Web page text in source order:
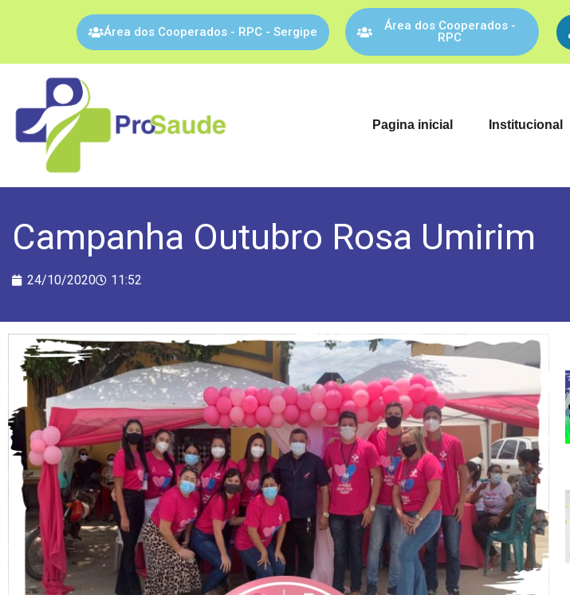
Área dos Cooperados - RPC - Sergipe
Área dos Cooperados -
RPC
Pagina inicial Institucional
Campanha Outubro Rosa Umirim
24/10/2020 11:52